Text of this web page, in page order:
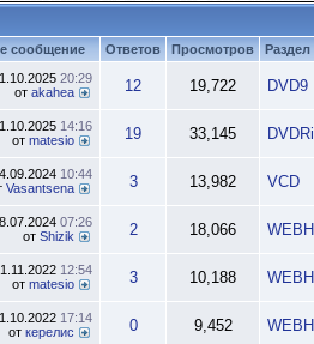
сообщение Ответов Просмотров Раздел
20:29
от akahea 12 19,722 DVD9
14:16
от matesio 19 33,145
10:44
Vasantsena 3 13,982 VCD
07:26
от Shizik 2 18,066
12:54
от matesio 3 10,188
17:14
от керелис 0 9,452